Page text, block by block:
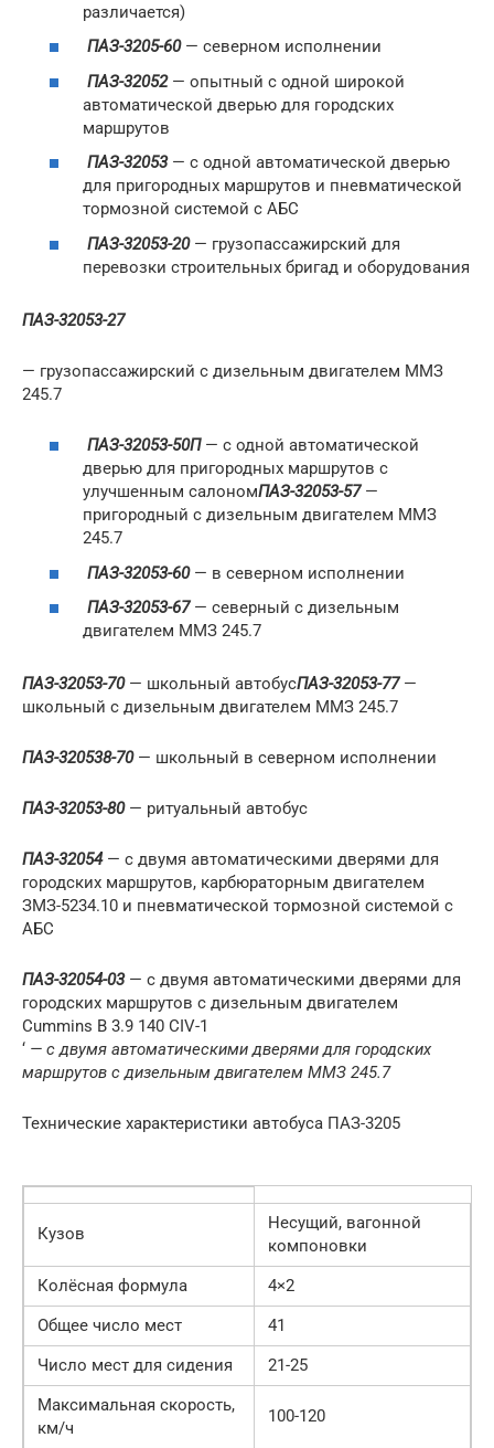
различается)
ПАЗ-3205-60— северном исполнении
ПАЗ-32052— опытный с одной широкой
автоматической дверью для городских
маршрутов
ПАЗ-32053— с одной автоматической дверью
для пригородных маршрутов и пневматической
тормозной системой с АБС
ПАЗ-32053-20— грузопассажирский для
перевозки строительных бригад и оборудования
ПАЗ-32053-27
— грузопассажирский с дизельным двигателем ММЗ
245.7
ПАЗ-32053-50П— с одной автоматической
дверью для пригородных маршрутов с
улучшенным салономПАЗ-32053-57—
пригородный с дизельным двигателем ММЗ
245.7
ПАЗ-32053-60— в северном исполнении
ПАЗ-32053-67— северный с дизельным
двигателем ММЗ 245.7
ПАЗ-32053-70— школьный автобусПАЗ-32053-77—
школьный с дизельным двигателем ММЗ 245.7
ПАЗ-320538-70— школьный в северном исполнении
ПАЗ-32053-80— ритуальный автобус
ПАЗ-32054— с двумя автоматическими дверями для
городских маршрутов, карбюраторным двигателем
ЗМЗ-5234.10 и пневматической тормозной системой с
АБС
ПАЗ-32054-03— с двумя автоматическими дверями для
городских маршрутов с дизельным двигателем
Cummins B 3.9 140 CIV-1
‘ — с двумя автоматическими дверями для городских
маршрутов с дизельным двигателем ММЗ 245.7
Технические характеристики автобуса ПАЗ-3205
Кузов
Несущий, вагонной
компоновки
Колёсная формула
4×2
Общее число мест
41
Число мест для сидения
21-25
Максимальная скорость,
км/ч
100-120